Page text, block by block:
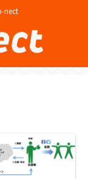
nect